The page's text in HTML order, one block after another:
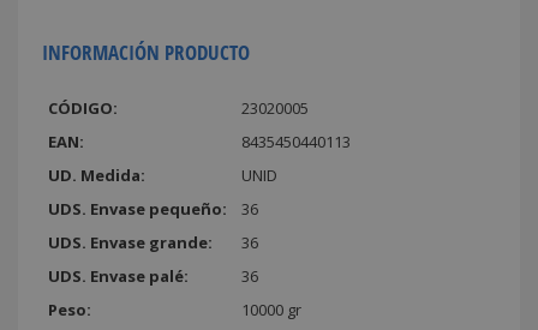
INFORMACIÓN PRODUCTO
CÓDIGO:
23020005
EAN:
8435450440113
UD. Medida:
UNID
UDS. Envase pequeño:
36
UDS. Envase grande:
36
UDS. Envase palé:
36
Peso:
10000 gr